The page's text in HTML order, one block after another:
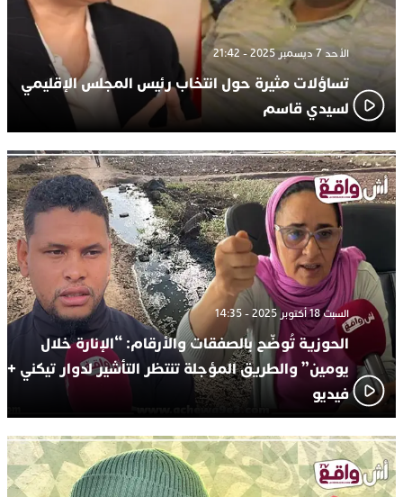
الأحد 7 ديسمبر 2025 - 21:42
تساؤلات مثيرة حول انتخاب رئيس المجلس الإقليمي
لسيدي قاسم
السبت 18 أكتوبر 2025 - 14:35
الحوزية تُوضّح بالصفقات والأرقام: “الإنارة خلال
يومين” والطريق المؤجلة تنتظر التأشير لدوار تيكني +
فيديو